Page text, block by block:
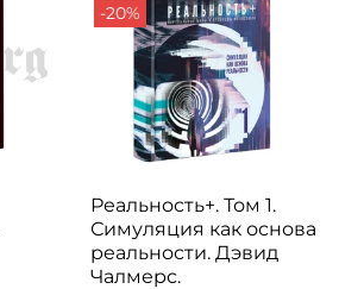
-20%
Реальность+. Том 1.
Симуляция как основа
реальности. Дэвид
Чалмерс.